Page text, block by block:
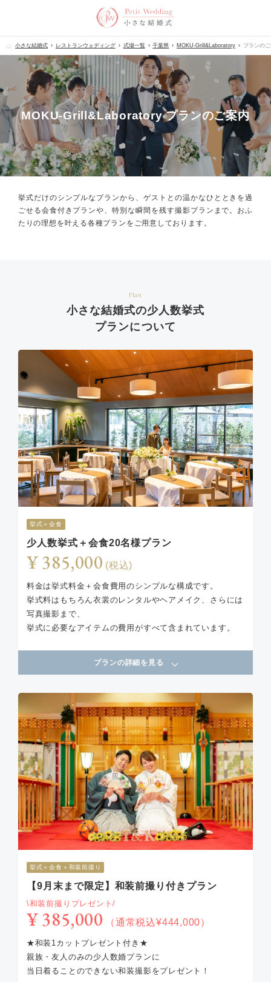
小さな結婚式 レストランウェディング 式場一覧 千葉県 MOKU-Grill&Laboratory プランの
MOKU-Grill&Laboratory プランのご案内
挙式だけのシンプルなプランから、ゲストとの温かなひとときを過
ごせる会食付きプランや、特別な瞬間を残す撮影プランまで。 おふ
たりの理想を叶える各種プランをご用意しております。
Plan
小さな結婚式の少人数挙式
プランについて
挙式＋会食
少人数挙式＋会食20名様プラン
¥ 385,000 (税込)
料金は挙式料金＋会食費用のシンプルな構成です。
挙式料はもちろん衣裳のレンタルやヘアメイク、さらには
写真撮影まで、
挙式に必要なアイテムの費用がすべて含まれています。
プランの詳細を見る
挙式＋会食＋和装前撮り
【9月末まで限定】和装前撮り付きプラン
\和装前撮りプレゼント/
¥ 385,000 （通常税込¥444,000）
★和装1カットプレゼント付き★
親族・友人のみの少人数婚プランに
当日着ることのできない和装撮影をプレゼント！